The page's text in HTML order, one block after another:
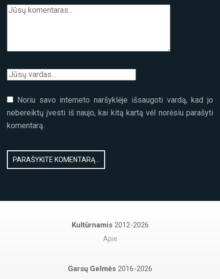
Noriu savo interneto naršyklėje išsaugoti vardą, kad jo
nebereiktų įvesti iš naujo, kai kitą kartą vėl norėsiu parašyti
komentarą.
Kultūrnamis 2012-2026
Apie
Garsų Gelmės 2016-2026